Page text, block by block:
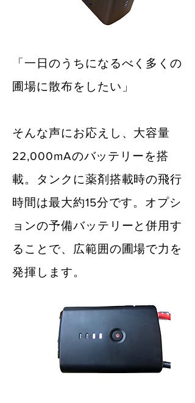
「一日のうちになるべく多くの
圃場に散布をしたい」
​そんな声にお応えし、大容量
22,000mAのバッテリーを搭
載。タンクに薬剤搭載時の飛行
時間は最大約15分です。 オプシ
ョンの予備バッテリーと併用す
ることで、広範囲の圃場で力を
発揮します。